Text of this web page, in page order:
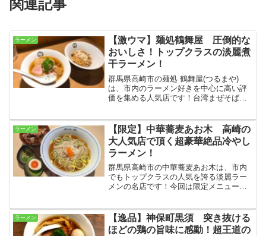
関連記事
ラーメン
【激ウマ】麺処鶴舞屋 圧倒的な
おいしさ！トップクラスの淡麗煮
干ラーメン！
群馬県高崎市の麺処 鶴舞屋(つるまや)
は、市内のラーメン好きを中心に高い評
価を集める人気店です！台湾まぜそばと
の煮干そばは、ひと口で大感動を覚える
まさに絶品でした！
ラーメン
【限定】中華蕎麦あお木 高崎の
大人気店で頂く超豪華絶品冷やし
ラーメン！
群馬県高崎市の中華蕎麦あお木は、市内
でもトップクラスの人気を誇る淡麗ラー
メンの名店です！今回は限定メニューと
と豪華トッピングの極上の一杯を肉盛り
焼豚丼と共に堪能しました！
ラーメン
【逸品】神保町黒須 突き抜ける
ほどの鶏の旨味に感動！超王道の